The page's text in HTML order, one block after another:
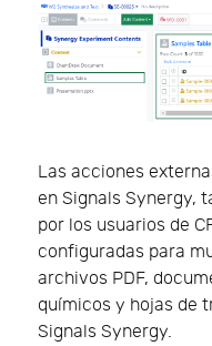
Las acciones
en Signals Synergy,
por los usuarios de
configuradas para
archivos PDF,
químicos y hojas de
Signals Synergy.